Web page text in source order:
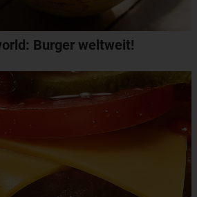
Burger weltweit!